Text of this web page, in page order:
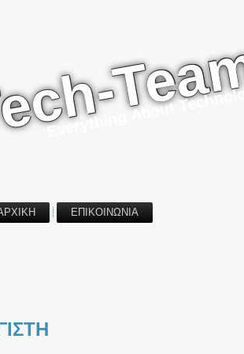
Everything About Technology
ΕΠΙΚΟΙΝΩΝΙΑ